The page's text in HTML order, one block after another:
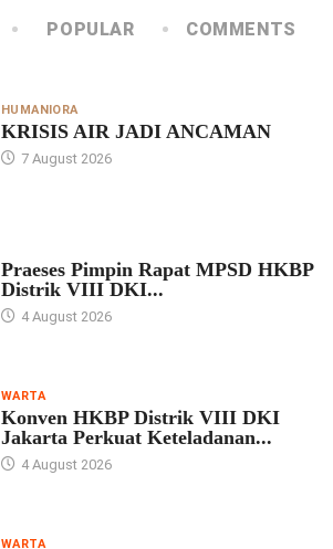
POPULAR COMMENTS
HUMANIORA
KRISIS AIR JADI ANCAMAN
7 August 2026
Praeses Pimpin Rapat MPSD HKBP
Distrik VIII DKI...
4 August 2026
WARTA
Konven HKBP Distrik VIII DKI
Jakarta Perkuat Keteladanan...
4 August 2026
WARTA